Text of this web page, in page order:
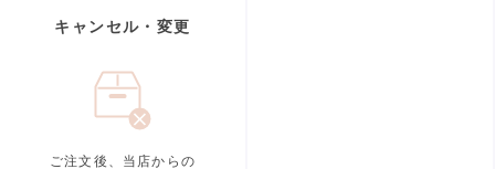
キャンセル・変更
ご注文後、当店からの